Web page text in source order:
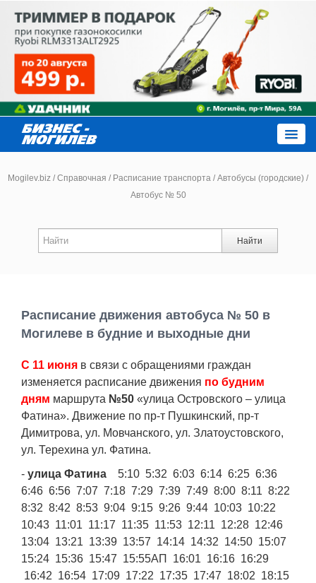
Новости
Работа
Афиша
Объявления
Транспорт
Погода
Курсы валют
Mogilev.biz / Справочная / Расписание транспорта / Автобусы (городские) /
Автобус № 50
Найти
Расписание движения автобуса № 50 в
Могилеве в будние и выходные дни
С 11 июня в связи с обращениями граждан
изменяется расписание движения по будним
дням маршрута №50 «улица Островского – улица
Фатина». Движение по пр-т Пушкинский, пр-т
Димитрова, ул. Мовчанского, ул. Златоустовского,
ул. Терехина ул. Фатина.
- улица Фатина 5:10 5:32 6:03 6:14 6:25 6:36
6:46 6:56 7:07 7:18 7:29 7:39 7:49 8:00 8:11 8:22
8:32 8:42 8:53 9:04 9:15 9:26 9:44 10:03 10:22
10:43 11:01 11:17 11:35 11:53 12:11 12:28 12:46
13:04 13:21 13:39 13:57 14:14 14:32 14:50 15:07
15:24 15:36 15:47 15:55АП 16:01 16:16 16:29
16:42 16:54 17:09 17:22 17:35 17:47 18:02 18:15